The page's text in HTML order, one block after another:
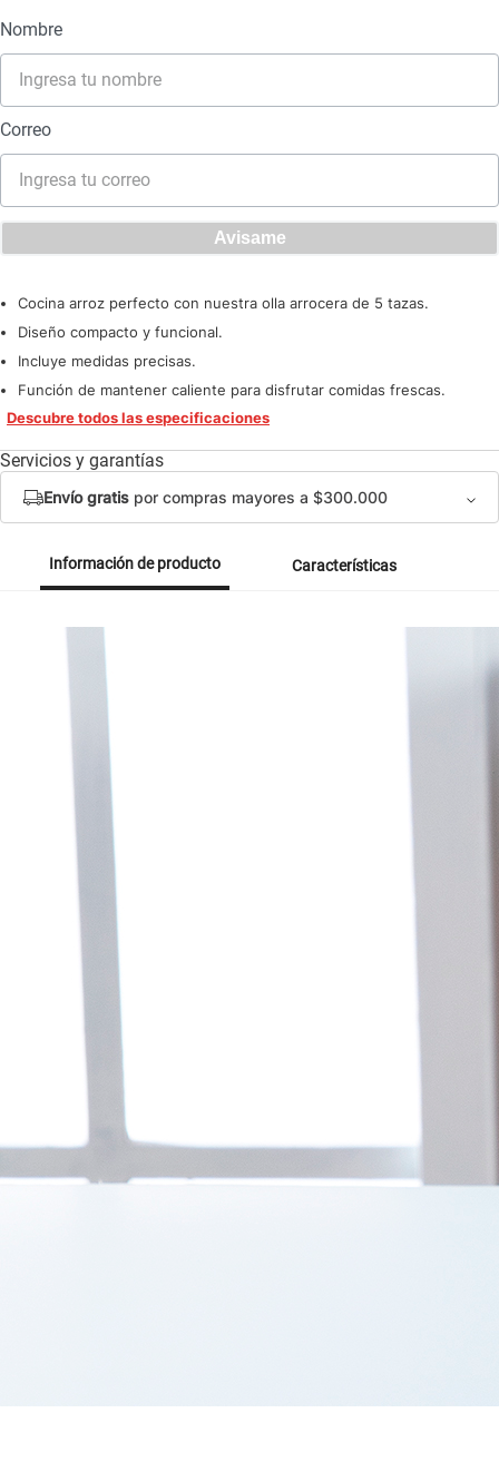
Cocina arroz perfecto con nuestra olla arrocera de 5 tazas.
Diseño compacto y funcional.
Incluye medidas precisas.
Función de mantener caliente para disfrutar comidas frescas.
Descubre todos las especificaciones
Servicios y garantías
Envío gratis por compras mayores a $300.000
Información de producto Características